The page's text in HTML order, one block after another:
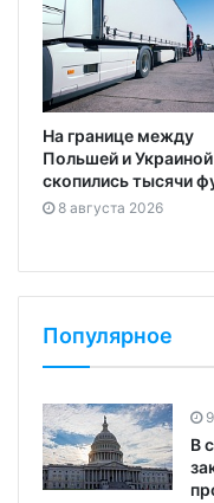
На границе между
Польшей и Украиной
скопились тысячи
8 августа 2026
Популярное
В